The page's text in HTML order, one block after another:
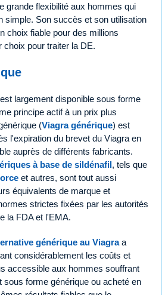
grande flexibilité aux hommes qui
simple. Son succès et son utilisation
choix fiable pour des millions
pour traiter la DE.
largement disponible sous forme
principe actif à un prix plus
(Viagra générique) est
l'expiration du brevet du Viagra en
auprès de différents fabricants.
à base de sildénafil, tels que
et autres, sont tout aussi
équivalents de marque et
strictes fixées par les autorités
la FDA et l'EMA.
générique au Viagraa
considérablement les coûts et
accessible aux hommes souffrant
forme générique ou acheté en